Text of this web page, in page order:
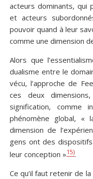
acteurs dominants, qui
et acteurs
pouvoir quand à leur
comme une dimension
Alors que
dualisme entre le
vécu, l’approche de
ces deux
signification, comme
phénomène global, «
dimension de
gens ont des
leur conception »15).
Ce qu’il faut retenir de